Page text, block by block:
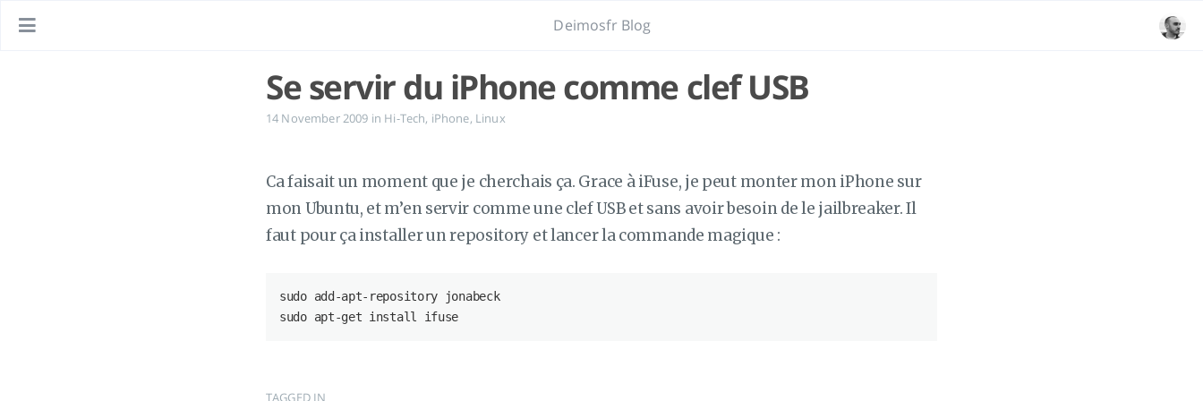
Deimosfr Blog
Se servir du iPhone comme clef USB
14 November 2009 in Hi-Tech, iPhone, Linux
Ca faisait un moment que je cherchais ça. Grace à iFuse, je peut monter mon iPhone sur
mon Ubuntu, et m’en servir comme une clef USB et sans avoir besoin de le jailbreaker. Il
faut pour ça installer un repository et lancer la commande magique :
sudo add-apt-repository jonabeck
sudo apt-get install ifuse
TAGGED IN